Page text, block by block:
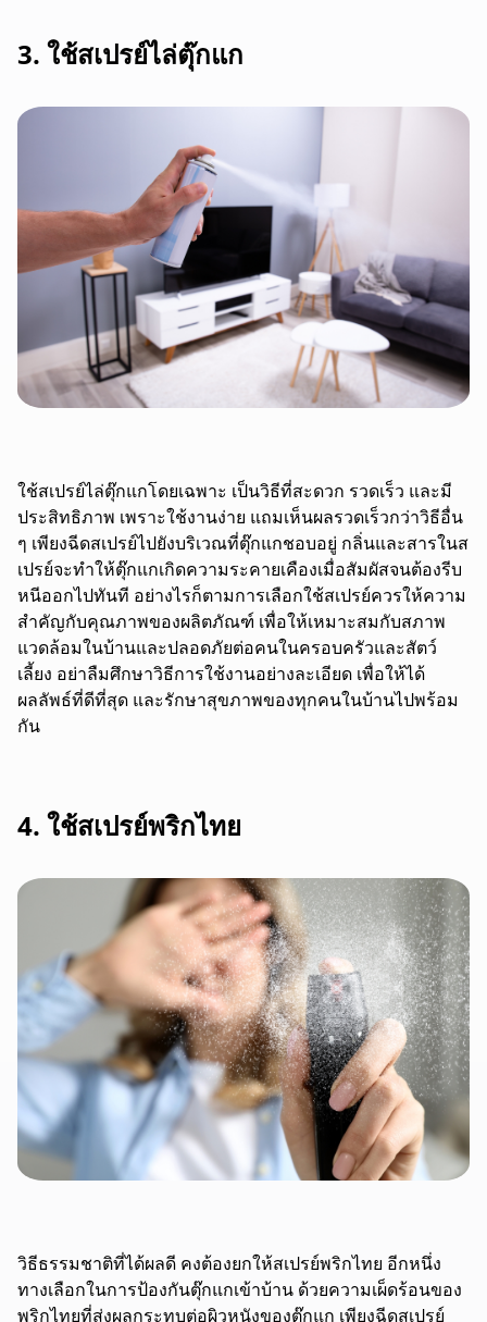
3. ใช้สเปรย์ไล่ตุ๊กแก
ใช้สเปรย์ไล่ตุ๊กแกโดยเฉพาะ เป็นวิธีที่สะดวก รวดเร็ว และมี
ประสิทธิภาพ เพราะใช้งานง่าย แถมเห็นผลรวดเร็วกว่าวิธีอื่น
ๆ เพียงฉีดสเปรย์ไปยังบริเวณที่ตุ๊กแกชอบอยู่ กลิ่นและสารในส
เปรย์จะทำให้ตุ๊กแกเกิดความระคายเคืองเมื่อสัมผัสจนต้องรีบ
หนีออกไปทันที อย่างไรก็ตามการเลือกใช้สเปรย์ควรให้ความ
สำคัญกับคุณภาพของผลิตภัณฑ์ เพื่อให้เหมาะสมกับสภาพ
แวดล้อมในบ้านและปลอดภัยต่อคนในครอบครัวและสัตว์
เลี้ยง อย่าลืมศึกษาวิธีการใช้งานอย่างละเอียด เพื่อให้ได้
ผลลัพธ์ที่ดีที่สุด และรักษาสุขภาพของทุกคนในบ้านไปพร้อม
กัน
4. ใช้สเปรย์พริกไทย
วิธีธรรมชาติที่ได้ผลดี คงต้องยกให้สเปรย์พริกไทย อีกหนึ่ง
ทางเลือกในการป้องกันตุ๊กแกเข้าบ้าน ด้วยความเผ็ดร้อนของ
พริกไทยที่ส่งผลกระทบต่อผิวหนังของตุ๊กแก เพียงฉีดสเปรย์